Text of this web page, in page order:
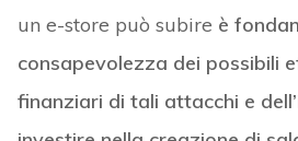
un e-store può subire è
consapevolezza dei possibili
finanziari di tali attacchi e